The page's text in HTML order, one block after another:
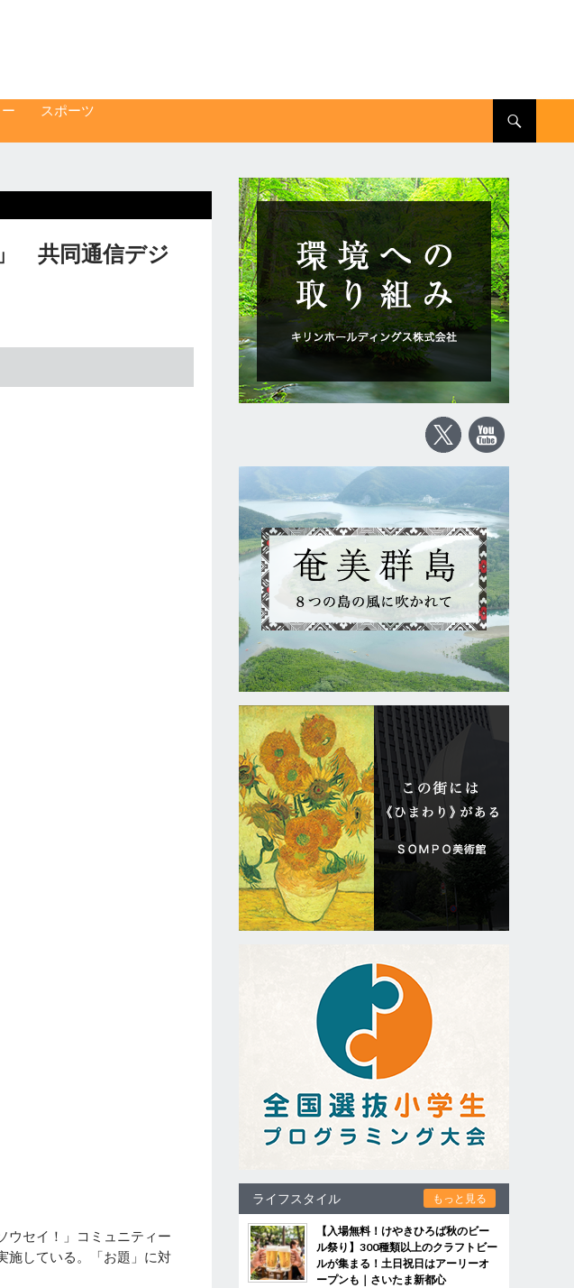
スポーツ
」 共同通信デジ
ウセイ！」コミュニティー
施している。「お題」に対
ライフスタイル もっと見る
【入場無料！けやきひろば秋のビー
ル祭り】300種類以上のクラフトビー
ルが集まる！土日祝日はアーリーオ
ープンも｜さいたま新都心